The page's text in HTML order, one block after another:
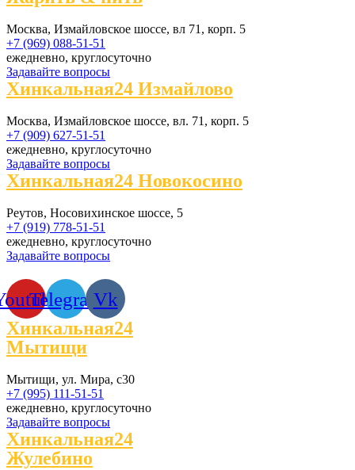
Москва, Измайловское шоссе, вл 71, корп. 5
+7 (969) 088-51-51
ежедневно, круглосуточно
Задавайте вопросы
Хинкальная24 Измайлово
Москва, Измайловское шоссе, вл. 71, корп. 5
+7 (909) 627-51-51
ежедневно, круглосуточно
Задавайте вопросы
Хинкальная24 Новокосино
Реутов, Носовихинское шоссе, 5
+7 (919) 778-51-51
ежедневно, круглосуточно
Задавайте вопросы
TelegramVk
Хинкальная24
Мытищи
Мытищи, ул. Мира, с30
+7 (995) 111-51-51
ежедневно, круглосуточно
Задавайте вопросы
Хинкальная24
Жулебино